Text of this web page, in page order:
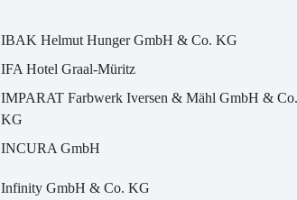
IBAK Helmut Hunger GmbH & Co. KG
IFA Hotel Graal-Müritz
IMPARAT Farbwerk Iversen & Mähl GmbH & Co.
KG
INCURA GmbH
Infinity GmbH & Co. KG